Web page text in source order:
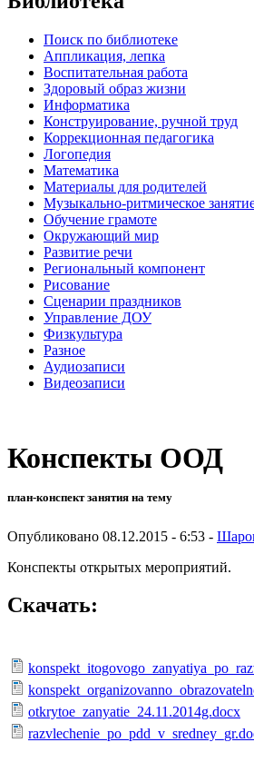
Поиск по библиотеке
Аппликация, лепка
Воспитательная работа
Здоровый образ жизни
Информатика
Конструирование, ручной труд
Коррекционная педагогика
Логопедия
Математика
Материалы для родителей
Музыкально-ритмическое
Обучение грамоте
Окружающий мир
Развитие речи
Региональный компонент
Рисование
Сценарии праздников
Управление ДОУ
Физкультура
Разное
Аудиозаписи
Видеозаписи
Конспекты ООД
план-конспект занятия на тему
Опубликовано 08.12.2015 - 6:53 -
Конспекты открытых мероприятий.
Скачать:
otkrytoe_zanyatie_24.11.2014g.docx